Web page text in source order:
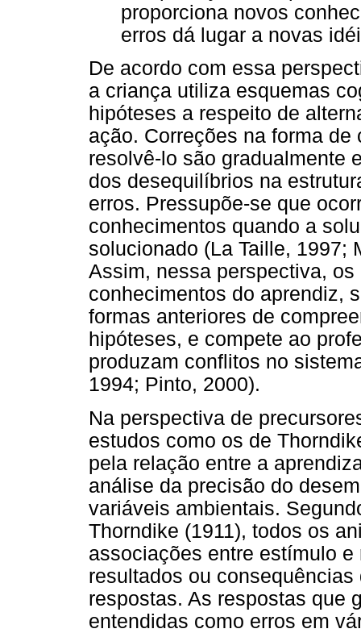
proporciona novos
erros dá lugar a novas
De acordo com essa
a criança utiliza esquemas
hipóteses a respeito de
ação. Correções na forma
resolvê-lo são gradualmente
dos desequilíbrios na
erros. Pressupõe-se que
conhecimentos quando a
solucionado (La Taille, 1997;
Assim, nessa perspectiva,
conhecimentos do aprendiz,
formas anteriores de
hipóteses, e compete ao
produzam conflitos no
1994; Pinto, 2000).
Na perspectiva de
estudos como os de
pela relação entre a
análise da precisão do
variáveis ambientais.
Thorndike (1911), todos os
associações entre estímulo
resultados ou
respostas. As respostas que
entendidas como erros em